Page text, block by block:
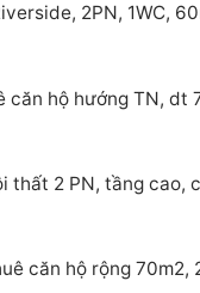
2PN, 1WC,
căn hộ hướng TN, dt
thất 2 PN, tầng
căn hộ rộng